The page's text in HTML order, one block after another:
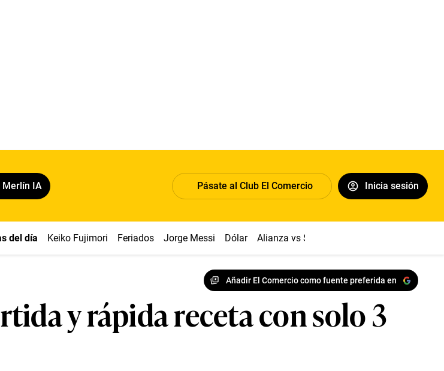
Merlín IA Pásate al Club El Comercio Inicia sesión
del día Keiko Fujimori Feriados Jorge Messi Dólar Alianza vs Sport Boys
Añadir El Comercio como fuente preferida en
y rápida receta con solo 3